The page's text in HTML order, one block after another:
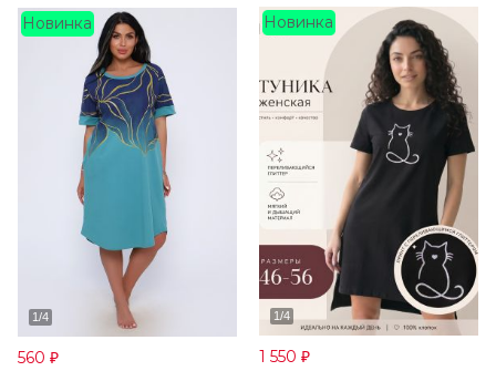
Новинка
560 ₽
Новинка
1 550 ₽